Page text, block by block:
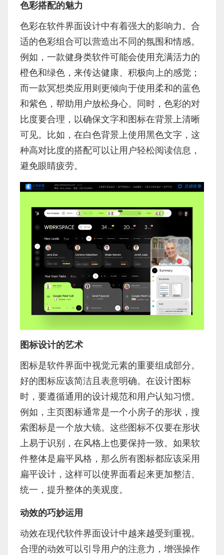
色彩搭配的魅力
色彩在软件界面设计中有着强大的影响力。合
适的色彩组合可以营造出不同的氛围和情感。
例如，一款健身类软件可能会使用充满活力的
橙色和绿色，来传达健康、积极向上的感觉；
而一款冥想类应用则更倾向于使用柔和的蓝色
和紫色，帮助用户放松身心。同时，色彩的对
比度要合理，以确保文字和图标在背景上清晰
可见。比如，在白色背景上使用黑色文字，这
种高对比度的搭配可以让用户轻松阅读信息，
避免眼睛疲劳。
图标设计的艺术
图标是软件界面中视觉元素的重要组成部分。
好的图标应该简洁且表意明确。在设计图标
时，要遵循通用的设计规范和用户认知习惯。
例如，主页图标通常是一个小房子的形状，搜
索图标是一个放大镜。这些图标不仅要在形状
上易于识别，在风格上也要保持一致。如果软
件整体是扁平风格，那么所有图标都应该采用
扁平设计，这样可以使界面看起来更加整洁、
统一，提升整体的美观度。
动效的巧妙运用
动效在现代软件界面设计中越来越受到重视。
合理的动效可以引导用户的注意力，增强操作